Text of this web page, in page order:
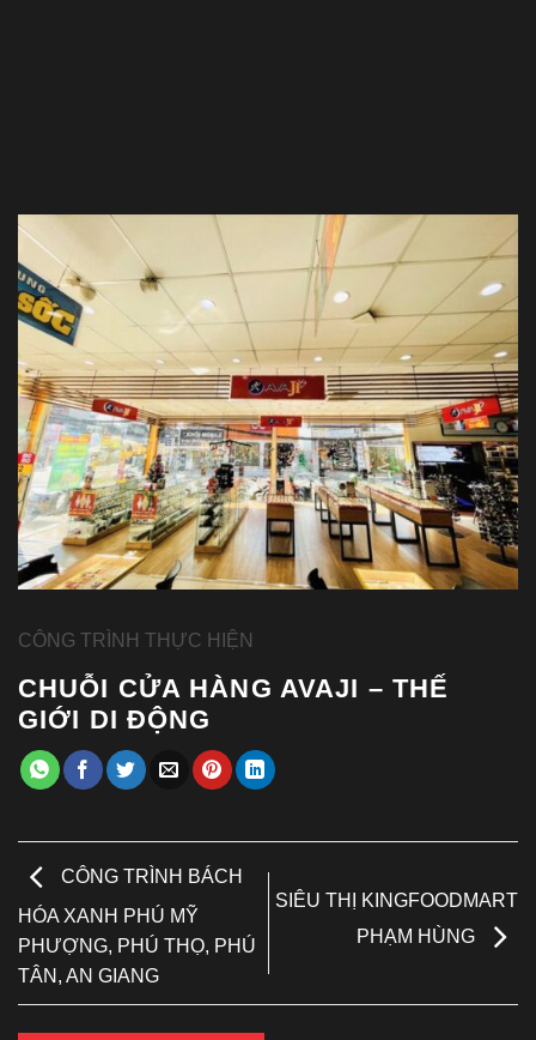
CÔNG TRÌNH THỰC HIỆN
CHUỖI CỬA HÀNG AVAJI – THẾ
GIỚI DI ĐỘNG
CÔNG TRÌNH BÁCH
HÓA XANH PHÚ MỸ
PHƯỢNG, PHÚ THỌ, PHÚ
TÂN, AN GIANG
SIÊU THỊ KINGFOODMART
PHẠM HÙNG